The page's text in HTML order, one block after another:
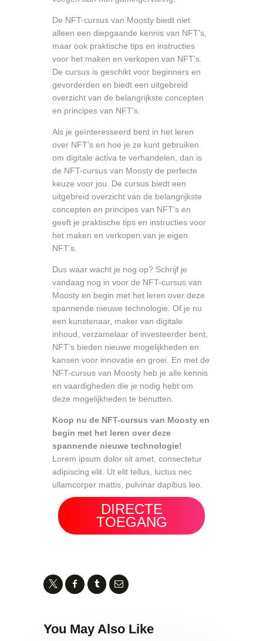
De NFT-cursus van Moosty biedt niet
alleen een diepgaande kennis van NFT’s,
maar ook praktische tips en instructies
voor het maken en verkopen van NFT’s.
De cursus is geschikt voor beginners en
gevorderden en biedt een uitgebreid
overzicht van de belangrijkste concepten
en principes van NFT’s.
Als je geïnteresseerd bent in het leren
over NFT’s en hoe je ze kunt gebruiken
om digitale activa te verhandelen, dan is
de NFT-cursus van Moosty de perfecte
keuze voor jou. De cursus biedt een
uitgebreid overzicht van de belangrijkste
concepten en principes van NFT’s en
geeft je praktische tips en instructies voor
het maken en verkopen van je eigen
NFT’s.
Dus waar wacht je nog op? Schrijf je
vandaag nog in voor de NFT-cursus van
Moosty en begin met het leren over deze
spannende nieuwe technologie. Of je nu
een kunstenaar, maker van digitale
inhoud, verzamelaar of investeerder bent,
NFT’s bieden nieuwe mogelijkheden en
kansen voor innovatie en groei. En met de
NFT-cursus van Moosty heb je alle kennis
en vaardigheden die je nodig hebt om
deze mogelijkheden te benutten.
Koop nu de NFT-cursus van Moosty en
begin met het leren over deze
spannende nieuwe technologie!
Lorem ipsum dolor sit amet, consectetur
adipiscing elit. Ut elit tellus, luctus nec
ullamcorper mattis, pulvinar dapibus leo.
DIRECTE
TOEGANG
You May Also Like